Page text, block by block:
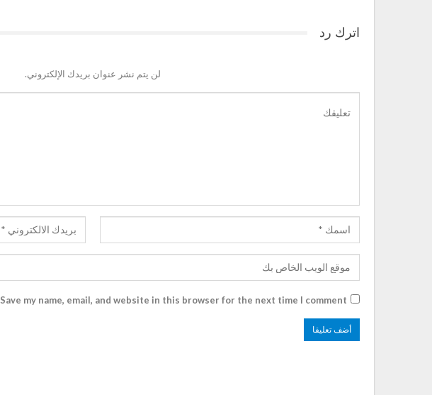
اترك رد
لن يتم نشر عنوان بريدك الإلكتروني.
Save my name, email, and website in this browser for the next time I comment.